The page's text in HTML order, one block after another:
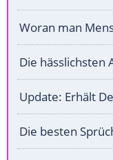
Woran man
Die hässlichsten
Update: Erhält
Die besten